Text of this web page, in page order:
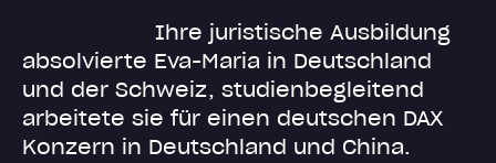
Ihre juristische Ausbildung
absolvierte Eva-Maria in Deutschland
und der Schweiz, studienbegleitend
arbeitete sie für einen deutschen DAX
Konzern in Deutschland und China.